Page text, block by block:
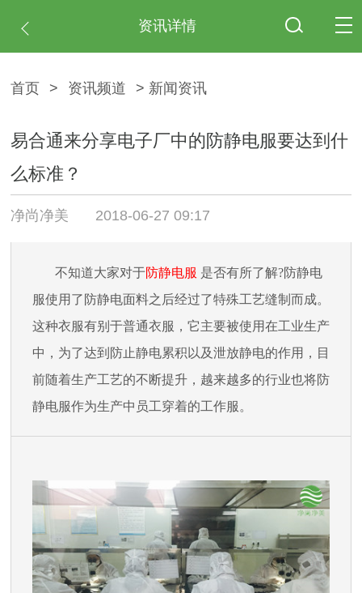
资讯详情
首页 > 资讯频道 > 新闻资讯
易合通来分享电子厂中的防静电服要达到什
么标准？
净尚净美 2018-06-27 09:17
不知道大家对于防静电服 是否有所了解?防静电
服使用了防静电面料之后经过了特殊工艺缝制而成。
这种衣服有别于普通衣服，它主要被使用在工业生产
中，为了达到防止静电累积以及泄放静电的作用，目
前随着生产工艺的不断提升，越来越多的行业也将防
静电服作为生产中员工穿着的工作服。